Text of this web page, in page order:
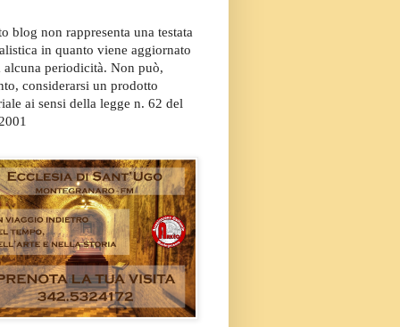
blog non rappresenta una testata
in quanto viene aggiornato
alcuna periodicità. Non può,
considerarsi un prodotto
ai sensi della legge n. 62 del